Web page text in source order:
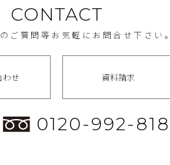
CONTACT
ご質問等お気軽にお問合せ下さい。
わせ 資料請求
0120-992-818